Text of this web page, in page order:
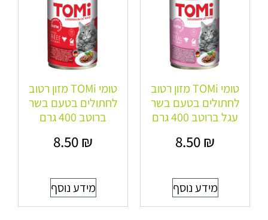
טומי TOMi מזון רטוב
לחתולים בטעם בשר
עגל ברוטב 400 גרם
8.50₪
מידע נוסף
טומי TOMi מזון רטוב
לחתולים בטעם בשר
ברוטב 400 גרם
8.50₪
מידע נוסף